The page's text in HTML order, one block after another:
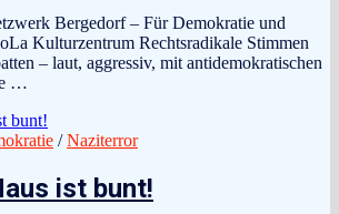
Bergedorf – Für Demokratie und
Kulturzentrum Rechtsradikale Stimmen
– laut, aggressiv, mit antidemokratischen
…
/Naziterror
ist bunt!